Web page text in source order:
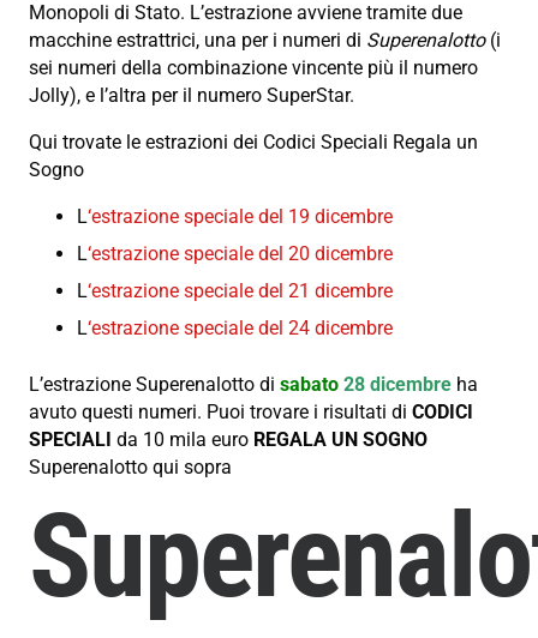
Monopoli di Stato. L’estrazione avviene tramite due
macchine estrattrici, una per i numeri di Superenalotto(i
sei numeri della combinazione vincente più il numero
Jolly), e l’altra per il numero SuperStar.
Qui trovate le estrazioni dei Codici Speciali Regala un
Sogno
L‘estrazione speciale del 19 dicembre
L‘estrazione speciale del 20 dicembre
L‘estrazione speciale del 21 dicembre
L‘estrazione speciale del 24 dicembre
L’estrazione Superenalotto di sabato 28 dicembre ha
avuto questi numeri. Puoi trovare i risultati di CODICI
SPECIALI da 10 mila euro REGALA UN SOGNO
Superenalotto qui sopra